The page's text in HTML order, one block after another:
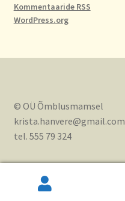
Kommentaaride RSS
WordPress.org
© OÜ Õmblusmamsel
krista.hanvere@gmail.com
tel. 555 79 324